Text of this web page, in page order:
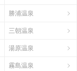
勝浦温泉
三朝温泉
湯原温泉
霧島温泉